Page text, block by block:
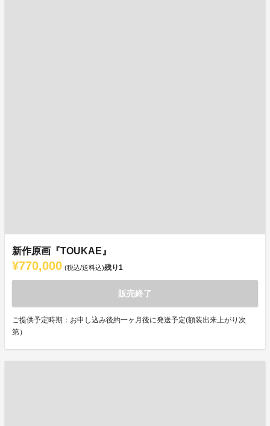
新作原画『TOUKAE』
¥770,000 (税込/送料込)残り1
販売終了
ご提供予定時期：お申し込み後約一ヶ月後に発送予定(額装出来上がり次
第）